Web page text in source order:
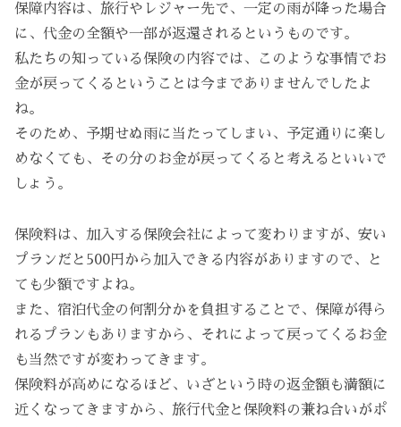
保障内容は、旅行やレジャー先で、一定の雨が降った場合
に、代金の全額や一部が返還されるというものです。
私たちの知っている保険の内容では、このような事情でお
金が戻ってくるということは今までありませんでしたよ
ね。
そのため、予期せぬ雨に当たってしまい、予定通りに楽し
めなくても、その分のお金が戻ってくると考えるといいで
しょう。
保険料は、加入する保険会社によって変わりますが、安い
プランだと500円から加入できる内容がありますので、と
ても少額ですよね。
また、宿泊代金の何割分かを負担することで、保障が得ら
れるプランもありますから、それによって戻ってくるお金
も当然ですが変わってきます。
保険料が高めになるほど、いざという時の返金額も満額に
近くなってきますから、旅行代金と保険料の兼ね合いがポ